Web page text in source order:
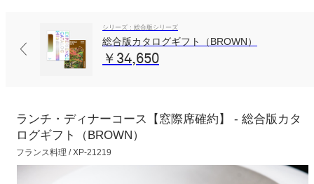
シリーズ：総合版シリーズ
総合版カタログギフト（BROWN）
￥34,650
ランチ・ディナーコース【窓際席確約】 - 総合版カタ
ログギフト（BROWN）
フランス料理 / XP-21219